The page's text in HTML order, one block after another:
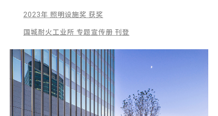
2023年 照明设施奖 获奖
国城耐火工业所 专题宣传册 刊登